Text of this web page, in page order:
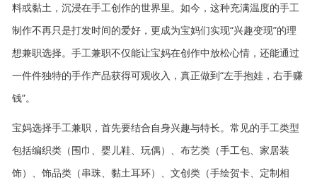
料或黏土，沉浸在手工创作的世界里。如今，这种充满温度的手工
制作不再只是打发时间的爱好，更成为宝妈们实现“兴趣变现”的理
想兼职选择。手工兼职不仅能让宝妈在创作中放松心情，还能通过
一件件独特的手作产品获得可观收入，真正做到“左手抱娃，右手赚
钱”。
宝妈选择手工兼职，首先要结合自身兴趣与特长。常见的手工类型
包括编织类（围巾、婴儿鞋、玩偶）、布艺类（手工包、家居装
饰）、饰品类（串珠、黏土耳环）、文创类（手绘贺卡、定制相